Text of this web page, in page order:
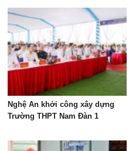
Nghệ An khởi công xây dựng
Trường THPT Nam Đàn 1